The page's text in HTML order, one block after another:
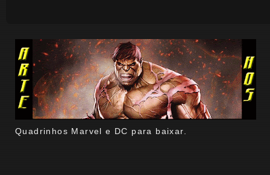
Quadrinhos Marvel e DC para baixar.